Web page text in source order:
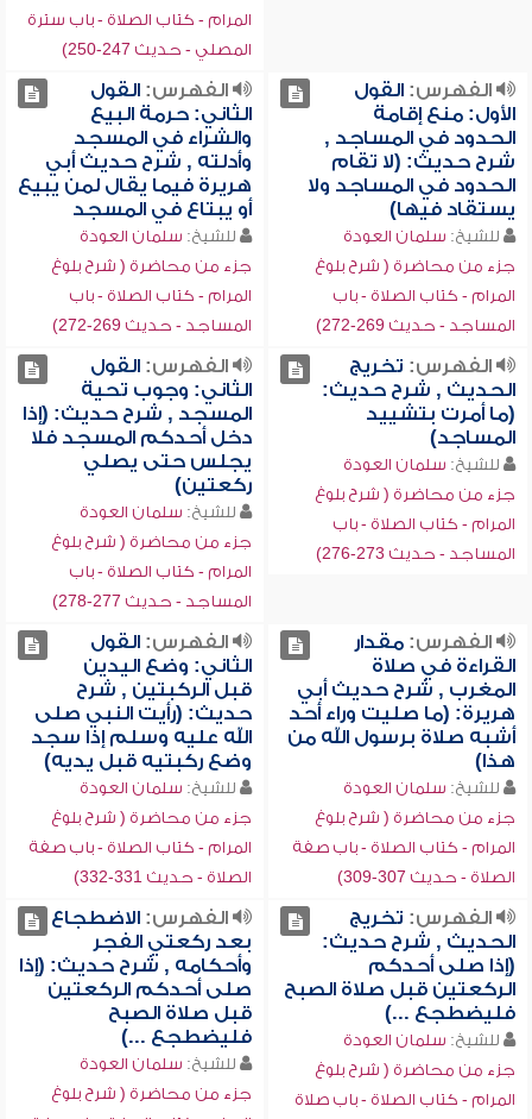
المرام - كتاب الصلاة - باب سترة
المصلي - حديث 247-250)
الفهرس:القول
الأول: منع إقامة
الحدود في المساجد ,
شرح حديث: (لا تقام
الحدود في المساجد ولا
يستقاد فيها)
للشيخ: سلمان العودة
جزء من محاضرة ( شرح بلوغ
المرام - كتاب الصلاة - باب
المساجد - حديث 269-272)
الفهرس:القول
الثاني: حرمة البيع
والشراء في المسجد
وأدلته , شرح حديث أبي
هريرة فيما يقال لمن يبيع
أو يبتاع في المسجد
للشيخ: سلمان العودة
جزء من محاضرة ( شرح بلوغ
المرام - كتاب الصلاة - باب
المساجد - حديث 269-272)
الفهرس: تخريج
الحديث , شرح حديث:
(ما أمرت بتشييد
المساجد)
للشيخ: سلمان العودة
جزء من محاضرة ( شرح بلوغ
المرام - كتاب الصلاة - باب
المساجد - حديث 273-276)
الفهرس:القول
الثاني: وجوب تحية
المسجد , شرح حديث: (إذا
دخل أحدكم المسجد فلا
يجلس حتى يصلي
ركعتين)
للشيخ: سلمان العودة
جزء من محاضرة ( شرح بلوغ
المرام - كتاب الصلاة - باب
المساجد - حديث 277-278)
الفهرس:مقدار
القراءة في صلاة
المغرب , شرح حديث أبي
هريرة: (ما صليت وراء أحد
أشبه صلاة برسول الله من
هذا)
للشيخ: سلمان العودة
جزء من محاضرة ( شرح بلوغ
المرام - كتاب الصلاة - باب صفة
الصلاة - حديث 307-309)
الفهرس:القول
الثاني: وضع اليدين
قبل الركبتين , شرح
حديث: (رأيت النبي صلى
الله عليه وسلم إذا سجد
وضع ركبتيه قبل يديه)
للشيخ: سلمان العودة
جزء من محاضرة ( شرح بلوغ
المرام - كتاب الصلاة - باب صفة
الصلاة - حديث 331-332)
الفهرس: تخريج
الحديث , شرح حديث:
(إذا صلى أحدكم
الركعتين قبل صلاة الصبح
فليضطجع ...)
للشيخ: سلمان العودة
جزء من محاضرة ( شرح بلوغ
المرام - كتاب الصلاة - باب صلاة
الفهرس:الاضطجاع
بعد ركعتي الفجر
وأحكامه , شرح حديث: (إذا
صلى أحدكم الركعتين
قبل صلاة الصبح
فليضطجع ...)
للشيخ: سلمان العودة
جزء من محاضرة ( شرح بلوغ